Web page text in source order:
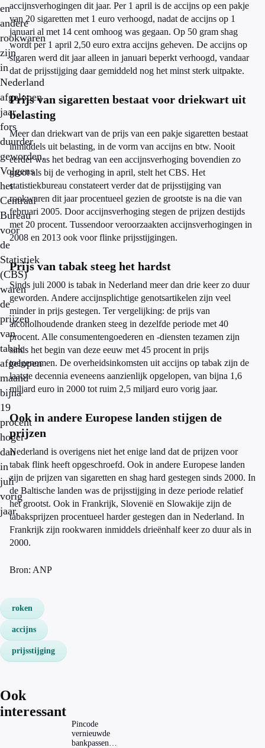
en
andere
rookwaren
zijn
in
Nederland
afgelopen
jaar
fors
duurder
geworden.
Volgens
het
Centraal
Bureau
voor
de
Statistiek
(CBS)
waren
de
prijzen
van
tabak
afgelopen
maand
bijna
19
procent
hoger
dan
in
juli
vorig
jaar.
accijnsverhogingen dit jaar. Per 1 april is de accijns op een pakje
van 20 sigaretten met 1 euro verhoogd, nadat de accijns op 1
januari al met 14 cent omhoog was gegaan. Op 50 gram shag
wordt per 1 april 2,50 euro extra accijns geheven. De accijns op
sigaren werd dit jaar alleen in januari beperkt verhoogd, vandaar
dat de prijsstijging daar gemiddeld nog het minst sterk uitpakte.
Prijs van sigaretten bestaat voor driekwart uit
belasting
Meer dan driekwart van de prijs van een pakje sigaretten bestaat
inmiddels uit belasting, in de vorm van accijns en btw. Nooit
eerder was het bedrag van een accijnsverhoging bovendien zo
groot als bij de verhoging in april, stelt het CBS. Het
statistiekbureau constateert verder dat de prijsstijging van
rookwaren dit jaar procentueel gezien de grootste is na die van
februari 2005. Door accijnsverhoging stegen de prijzen destijds
met 20 procent. Tussendoor veroorzaakten accijnsverhogingen in
2008 en 2013 ook voor flinke prijsstijgingen.
Prijs van tabak steeg het hardst
Sinds juli 2000 is tabak in Nederland meer dan drie keer zo duur
geworden. Andere accijnsplichtige genotsartikelen zijn veel
minder in prijs gestegen. Ter vergelijking: de prijs van
alcoholhoudende dranken steeg in dezelfde periode met 40
procent. Alle consumentengoederen en -diensten tezamen zijn
sinds het begin van deze eeuw met 45 procent in prijs
toegenomen. De overheidsinkomsten uit accijns op tabak zijn de
laatste decennia eveneens aanzienlijk opgelopen, van bijna 1,6
miljard euro in 2000 tot ruim 2,5 miljard euro vorig jaar.
Ook in andere Europese landen stijgen de
prijzen
Nederland is overigens niet het enige land dat de prijzen voor
tabak flink heeft opgeschroefd. Ook in andere Europese landen
zijn de prijzen van sigaretten en shag hard gestegen sinds 2000. In
de Baltische landen was de prijsstijging in deze periode relatief
het grootst. Ook in Frankrijk, Slovenië en Slowakije zijn de
tabaksprijzen procentueel harder gestegen dan in Nederland. In
Frankrijk zijn rookwaren inmiddels drieënhalf keer zo duur als in
2000.
Bron: ANP
roken
accijns
prijsstijging
Ook
interessant
Pincode
vernieuwde
bankpassen